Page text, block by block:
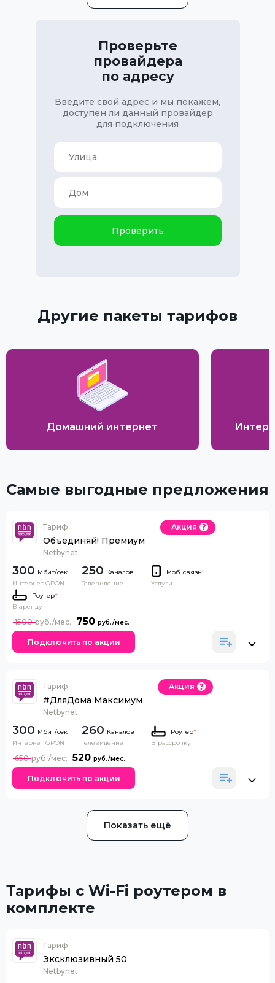
Проверьте
провайдера
по адресу
Введите свой адрес и мы покажем,
доступен ли данный провайдер
для подключения
Проверить
Другие пакеты тарифов
Домашний интернет
Самые выгодные предложения
Тариф
Объединяй! Премиум
Netbynet
Акция
300
Интернет GPON
250 Каналов
Телевидение
Моб. связь*
Услуги
Роутер*
В аренду
750
1500
Подключить по акции
Тариф
#ДляДома Максимум
Netbynet
Акция
300
Интернет GPON
260 Каналов
Телевидение
Роутер*
В рассрочку
520
650
Подключить по акции
Показать ещё
Тарифы с Wi-Fi роутером в
комплекте
Тариф
Эксклюзивный 50
Netbynet